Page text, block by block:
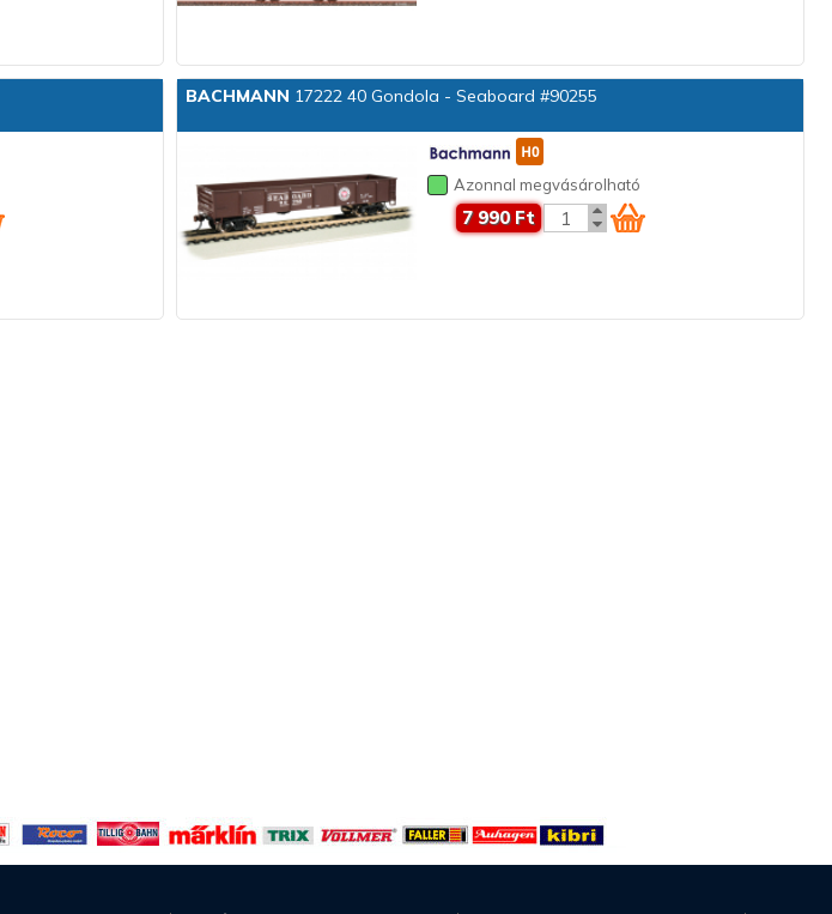
BACHMANN 17222 40 Gondola - Seaboard #90255
Azonnal megvásárolható
7 990 Ft